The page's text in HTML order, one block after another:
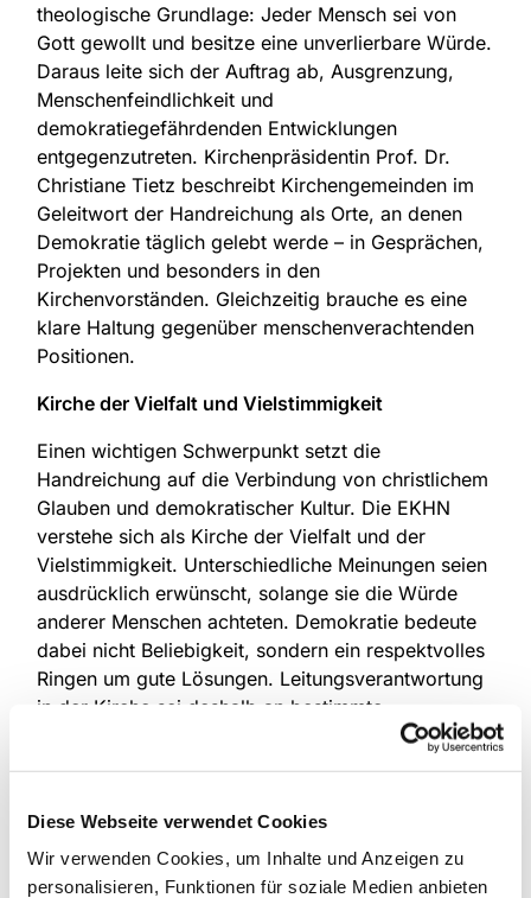
Diese Webseite verwendet Cookies
Wir verwenden Cookies, um Inhalte und Anzeigen zu
personalisieren, Funktionen für soziale Medien anbieten
theologische Grundlage: Jeder Mensch sei von
Gott gewollt und besitze eine unverlierbare Würde.
Daraus leite sich der Auftrag ab, Ausgrenzung,
Menschenfeindlichkeit und
demokratiegefährdenden Entwicklungen
entgegenzutreten. Kirchenpräsidentin Prof. Dr.
Christiane Tietz beschreibt Kirchengemeinden im
Geleitwort der Handreichung als Orte, an denen
Demokratie täglich gelebt werde – in Gesprächen,
Projekten und besonders in den
Kirchenvorständen. Gleichzeitig brauche es eine
klare Haltung gegenüber menschenverachtenden
Positionen.
Kirche der Vielfalt und Vielstimmigkeit
Einen wichtigen Schwerpunkt setzt die
Handreichung auf die Verbindung von christlichem
Glauben und demokratischer Kultur. Die EKHN
verstehe sich als Kirche der Vielfalt und der
Vielstimmigkeit. Unterschiedliche Meinungen seien
ausdrücklich erwünscht, solange sie die Würde
anderer Menschen achteten. Demokratie bedeute
dabei nicht Beliebigkeit, sondern ein respektvolles
Ringen um gute Lösungen. Leitungsverantwortung
in der Kirche sei deshalb an bestimmte
gruppenbezogener Menschenfeindlichkeit.
Ausführlich erläutert die Handreichung auch die